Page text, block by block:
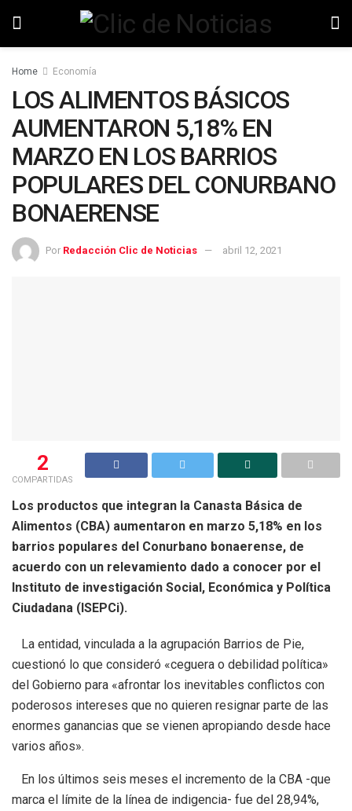
Home Economía
LOS ALIMENTOS BÁSICOS
AUMENTARON 5,18% EN
MARZO EN LOS BARRIOS
POPULARES DEL CONURBANO
BONAERENSE
Por Redacción Clic de Noticias abril 12, 2021
2
COMPARTIDAS
Los productos que integran la Canasta Básica de
Alimentos (CBA) aumentaron en marzo 5,18% en los
barrios populares del Conurbano bonaerense, de
acuerdo con un relevamiento dado a conocer por el
Instituto de investigación Social, Económica y Política
Ciudadana (ISEPCi).
La entidad, vinculada a la agrupación Barrios de Pie,
cuestionó lo que consideró «ceguera o debilidad política»
del Gobierno para «afrontar los inevitables conflictos con
poderosos intereses que no quieren resignar parte de las
enormes ganancias que se vienen apropiando desde hace
varios años».
En los últimos seis meses el incremento de la CBA -que
marca el límite de la línea de indigencia- fue del 28,94%,